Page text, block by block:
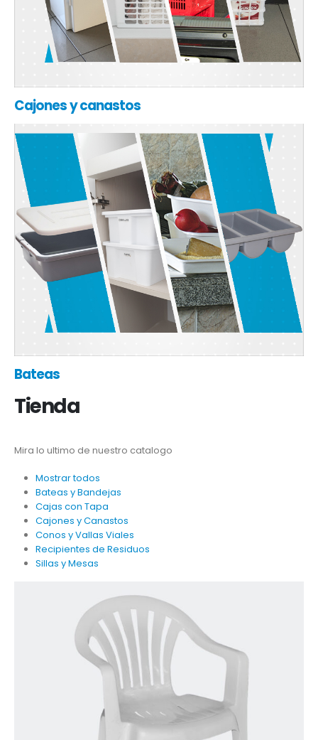
Cajones y canastos
Bateas
Tienda
Mira lo ultimo de nuestro catalogo
Mostrar todos
Bateas y Bandejas
Cajas con Tapa
Cajones y Canastos
Conos y Vallas Viales
Recipientes de Residuos
Sillas y Mesas